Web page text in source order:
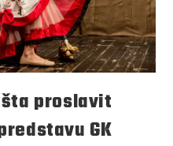
proslavit
GK